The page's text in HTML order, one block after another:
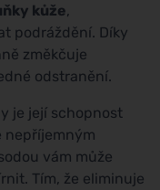
kůže,
podráždění. Díky
změkčuje
odstranění.
je její schopnost
nepříjemným
vám může
Tím, že eliminuje